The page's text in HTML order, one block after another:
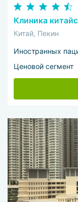
Клиника
Китай, Пекин
Иностранных
Ценовой сегмент